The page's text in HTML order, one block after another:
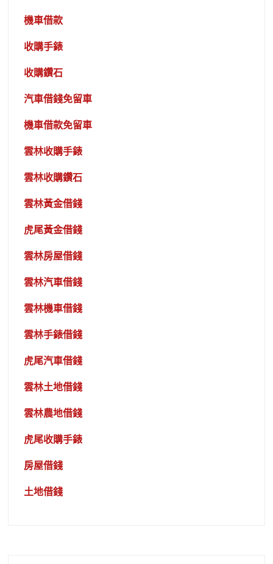
機車借款
收購手錶
收購鑽石
汽車借錢免留車
機車借款免留車
雲林收購手錶
雲林收購鑽石
雲林黃金借錢
虎尾黃金借錢
雲林房屋借錢
雲林汽車借錢
雲林機車借錢
雲林手錶借錢
虎尾汽車借錢
雲林土地借錢
雲林農地借錢
虎尾收購手錶
房屋借錢
土地借錢